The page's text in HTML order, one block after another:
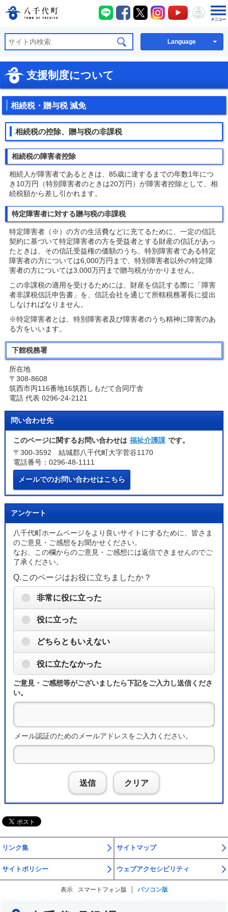
八千代町公式ホームページ
八千代町LINE
八千代町Facebook
八千代町X八千代町Instagram
八千代町
八千
Language
支援制度について
相続税・贈与税 減免
相続税の控除、贈与税の非課税
相続税の障害者控除
相続人が障害者であるときは、85歳に達するまでの年数1年につ
き10万円（特別障害者のときは20万円）が障害者控除として、相
続税額から差し引かれます。
特定障害者に対する贈与税の非課税
特定障害者（※）の方の生活費などに充てるために、一定の信託
契約に基づいて特定障害者の方を受益者とする財産の信託があっ
たときは、その信託受益権の価額のうち、特別障害者である特定
障害者の方については6,000万円まで、特別障害者以外の特定障
害者の方については3,000万円まで贈与税がかかりません。
この非課税の適用を受けるためには、財産を信託する際に「障害
者非課税信託申告書」を、信託会社を通じて所轄税務署長に提出
しなければなりません。
※特定障害者とは、特別障害者及び障害者のうち精神に障害のあ
る方をいいます。
下館税務署
所在地
〒308-8608
筑西市丙116番地16筑西しもだて合同庁舎
電話 代表 0296-24-2121
問い合わせ先
このページに関するお問い合わせは 福祉介護課 です。
〒300-3592 結城郡八千代町大字菅谷1170
電話番号：0296-48-1111
メールでのお問い合わせはこちら
アンケート
八千代町ホームページをより良いサイトにするために、皆さま
のご意見・ご感想をお聞かせください。
なお、この欄からのご意見・ご感想には返信できませんのでご
了承ください。
Q.このページはお役に立ちましたか？
非常に役に立った
役に立った
どちらともいえない
役に立たなかった
ご意見・ご感想等がございましたら下記をご入力し送信くださ
い。
メール認証のためのメールアドレスをご入力ください。
送信 クリア
リンク集 サイトマップ
サイトポリシー ウェブアクセシビリティ
表示 スマートフォン版 パソコン版